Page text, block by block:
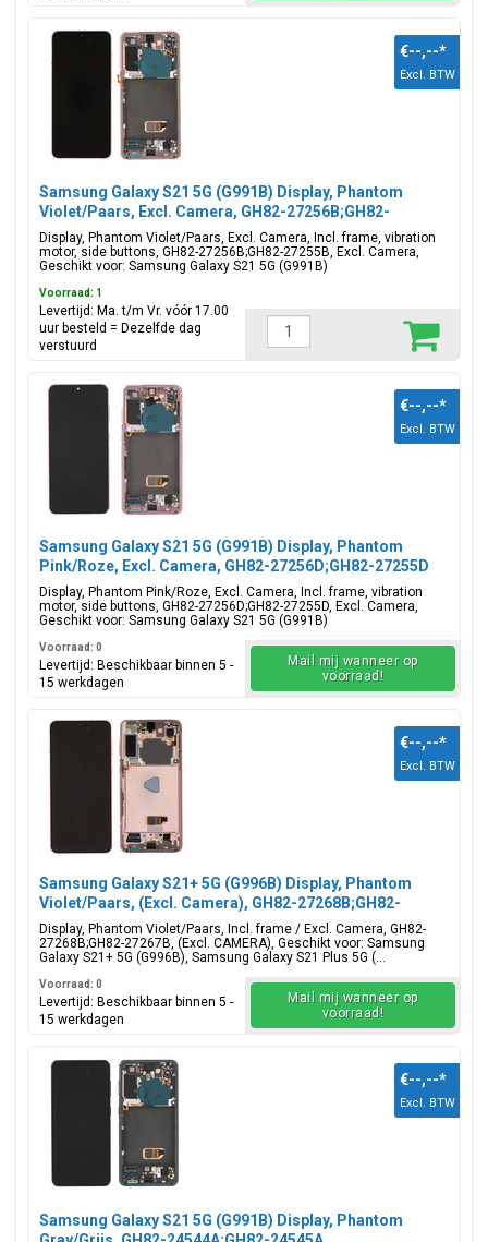
Samsung Galaxy S21 5G (G991B) Display, Phantom
Violet/Paars, Excl. Camera, GH82-27256B;GH82-
27255B
Display, Phantom Violet/Paars, Excl. Camera, Incl. frame, vibration
motor, side buttons, GH82-27256B;GH82-27255B, Excl. Camera,
Geschikt voor: Samsung Galaxy S21 5G (G991B)
€--,--*
Excl. BTW
Voorraad: 1
Levertijd: Ma. t/m Vr. vóór 17.00
uur besteld = Dezelfde dag
verstuurd
Samsung Galaxy S21 5G (G991B) Display, Phantom
Pink/Roze, Excl. Camera, GH82-27256D;GH82-27255D
Display, Phantom Pink/Roze, Excl. Camera, Incl. frame, vibration
motor, side buttons, GH82-27256D;GH82-27255D, Excl. Camera,
Geschikt voor: Samsung Galaxy S21 5G (G991B)
€--,--*
Excl. BTW
Voorraad: 0
Levertijd: Beschikbaar binnen 5 -
15 werkdagen
Mail mij wanneer op
voorraad!
Samsung Galaxy S21+ 5G (G996B) Display, Phantom
Violet/Paars, (Excl. Camera), GH82-27268B;GH82-
27267B
Display, Phantom Violet/Paars, Incl. frame / Excl. Camera, GH82-
27268B;GH82-27267B, (Excl. CAMERA), Geschikt voor: Samsung
Galaxy S21+ 5G (G996B), Samsung Galaxy S21 Plus 5G (...
€--,--*
Excl. BTW
Voorraad: 0
Levertijd: Beschikbaar binnen 5 -
15 werkdagen
Mail mij wanneer op
voorraad!
Samsung Galaxy S21 5G (G991B) Display, Phantom
€--,--*
Excl. BTW